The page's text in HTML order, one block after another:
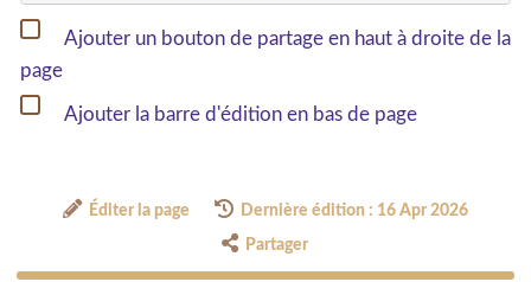
Ajouter un bouton de partage en haut à droite de la
page
Ajouter la barre d'édition en bas de page
Éditer la page Dernière édition : 16 Apr 2026
Partager